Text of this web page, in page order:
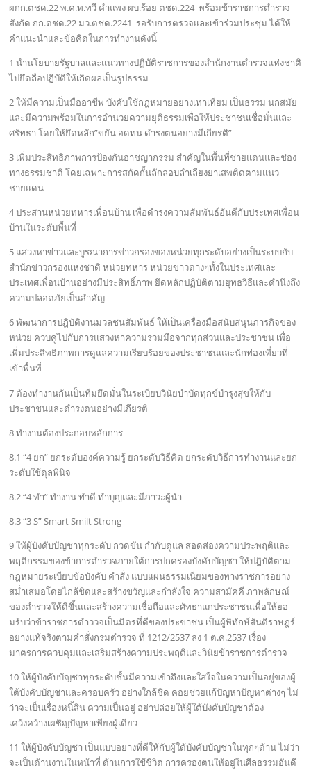
ผกก.ตชด.22 พ.ค.ท.ทวี คำแพง ผบ.ร้อย ตชด.224 พร้อมข้าราชการตำรวจ
สังกัด กก.ตชด.22 มว.ตชด.2241 รอรับการตรวจและเข้าร่วมประชุม ได้ให้
คำแนะนำและข้อคิดในการทำงานดังนี้
1 นำนโยบายรัฐบาลและแนวทางปฏิบัติราชการของสำนักงานตำรวจแห่งชาติ
ไปยึดถือปฏิบัติให้เกิดผลเป็นรูปธรรม
2 ให้มีความเป็นมืออาชีพ บังคับใช้กฎหมายอย่างเท่าเทียม เป็นธรรม นกสมัย
และมีความพร้อมในการอำนวยความยุติธรรมเพื่อให้ประชาชนเชื่อมั่นและ
ศรัทธา โดยให้ยึดหลัก”ขยัน อดทน ดำรงตนอย่างมีเกียรติ”
3 เพิ่มประสิทธิภาพการป้องกันอาชญากรรม สำคัญในพื้นที่ชายแดนและช่อง
ทางธรรมชาติ โดยเฉพาะการสกัดกั้นลักลอบลำเลียงยาเสพติดตามแนว
ชายแดน
4 ประสานหน่วยทหารเพื่อนบ้าน เพื่อดำรงความสัมพันธ์อันดีกับประเทศเพื่อน
บ้านในระดับพื้นที่
5 แสวงหาข่าวและบูรณาการข่าวกรองของหน่วยทุกระดับอย่างเป็นระบบกับ
สำนักข่าวกรองแห่งชาติ หน่วยทหาร หน่วยข่าวต่างๆทั้งในประเทศและ
ประเทศเพื่อนบ้านอย่างมีประสิทธิ์ภาพ ยึดหลักปฏิบัติตามยุทธวิธีและคำนึงถึง
ความปลอดภัยเป็นสำคัญ
6 พัฒนาการปฎิบัติงานมวลชนสัมพันธ์ ให้เป็นเครื่องมือสนับสนุนภารกิจของ
หน่วย ควบคู่ไปกับการแสวงหาความร่วมมือจากทุกส่วนและประชาชน เพื่อ
เพิ่มประสิทธิภาพการดูแลความเรียบร้อยของประชาชนและนักท่องเที่ยวที่
เข้าพื้นที่
7 ต้องทำงานกันเป็นทีมยึดมั่นในระเบียบวินัยบำบัดทุกข์บำรุงสุขให้กับ
ประชาชนและดำรงตนอย่างมีเกียรติ
8 ทำงานต้องประกอบหลักการ
8.1 “4 ยก” ยกระดับองค์ความรู้ ยกระดับวิธีคิด ยกระดับวิธีการทำงานและยก
ระดับใช้ดุลพินิจ
8.2 “4 ทำ” ทำงาน ทำดี ทำบุญและมีภาวะผู้นำ
8.3 “3 S” Smart Smilt Strong
9 ให้ผู้บังคับบัญชาทุกระดับ กวดขัน กำกับดูแล สอดส่องความประพฤติและ
พฤติกรรมของข้าการตำรวจภายใต้การปกครองบังคับบัญชา ให้ปฎิบัติตาม
กฎหมายระเบียบข้อบังคับ คำสั่ง แบบแผนธรรมเนียมของทางราชการอย่าง
สม่ำเสมอโดยไกล้ชิดและสร้างขวัญและกำลังใจ ความสามัคคี ภาพลักษณ์
ของตำรวจให้ดีขึ้นและสร้างความเชื่อถือและศัทธาแก่ประชาชนเพื่อให้ยอ
มร้บว่าข้าราชการตำววจเป็นมิตรที่ดีของประขาชน เป็นผู้พิทักษ์สันติราษฎร์
อย่างแท้จริงตามคำสั่งกรมตำรวจ ที่ 1212/2537 ลง 1 ต.ค.2537 เรื่อง
มาตรการควบคุมและเสริมสร้างความประพฤติและวินัยข้าราชการตำรวจ
10 ให้ผู้บังคับบัญชาทุกระดับชั้นมีความเข้าถึงและใส่ใจในความเป็นอยู่ของผู้
ใต้บังคับบัญชาและครอบครัว อย่างใกล้ชิด คอยช่วยแก้ปัญหาปัญหาต่างๆ ไม่
ว่าจะเป็นเรื่องหนี้สิน ความเป็นอยู่ อย่าปล่อยให้ผู้ใต้บังคับบัญชาต้อง
เคว้งคว้างเผชิญปัญหาเพียงผู้เดียว
11 ให้ผู้บังคับบัญชา เป็นแบบอย่างที่ดีให้กับผู้ใต้บังคับบัญชาในทุกๆด้าน ไม่ว่า
จะเป็นด้านงานในหน้าที่ ด้านการใช้ชีวิต การครองตนให้อยู่ในศีลธรรมอันดี